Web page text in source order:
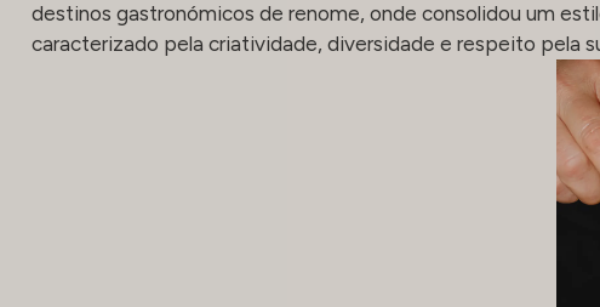
destinos gastronómicos de renome, onde consolidou um
caracterizado pela criatividade, diversidade e respeito pela